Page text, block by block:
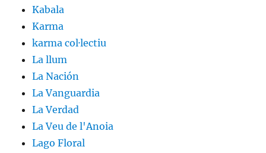
Kabala
Karma
karma col·lectiu
La llum
La Nación
La Vanguardia
La Verdad
La Veu de l'Anoia
Lago Floral